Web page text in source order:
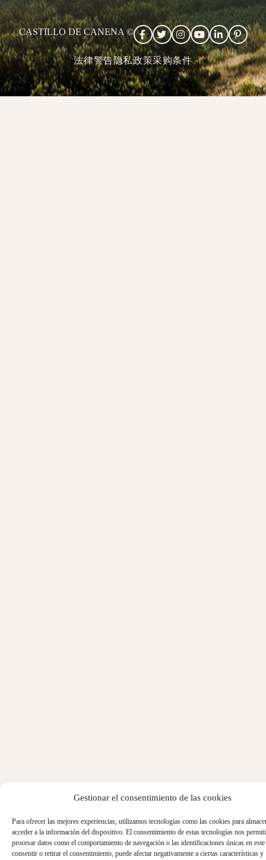
Gestionar el consentimiento de las cookies
Para ofrecer las mejores experiencias, utilizamos tecnologías como las cookies para
acceder a la información del dispositivo. El consentimiento de estas tecnologías nos
procesar datos como el comportamiento de navegación o las identificaciones únicas en
consentir o retirar el consentimiento, puede afectar negativamente a ciertas características y
CASTILLO DE CANENA ©
法律警告隐私政策采购条件